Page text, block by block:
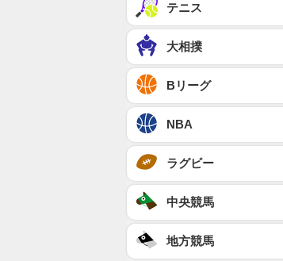
テニス
大相撲
Bリーグ
NBA
ラグビー
中央競馬
地方競馬